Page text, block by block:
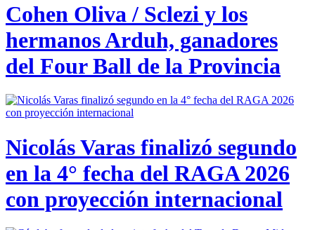
Cohen Oliva / Sclezi y los
hermanos Arduh, ganadores
del Four Ball de la Provincia
Nicolás Varas finalizó segundo
en la 4° fecha del RAGA 2026
con proyección internacional